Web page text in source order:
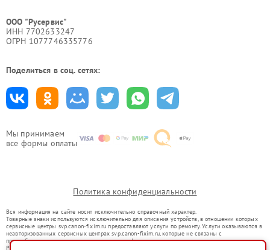
Мы принимаем
все формы оплаты
ООО "Русервис"
ИНН 7702633247
ОГРН 1077746335776
Поделиться в соц. сетях:
Политика конфиденциальности
Вся информация на сайте носит исключительно справочный характер.
Товарные знаки используются исключительно для описания устройств, в отношении которых
сервисные центры svp.canon-fixim.ru предоставляют услуги по ремонту. Услуги оказываются в
неавторизованных сервисных центрах svp.canon-fixim.ru, которые не связаны с
правообладателями товарных знаков или их официальными представителями.
Ремонт осуществляется для устройств, уже введенных в гражданский оборот в соответствии